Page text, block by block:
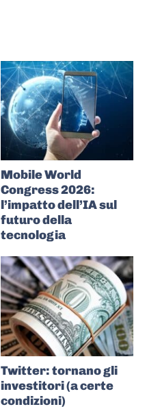
Mobile World
Congress 2026:
l’impatto dell’IA sul
futuro della
tecnologia
Twitter: tornano gli
investitori (a certe
condizioni)